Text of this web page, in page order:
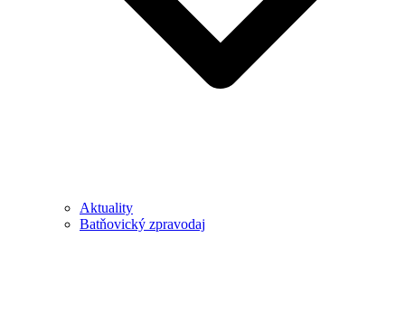
Aktuality
Batňovický zpravodaj